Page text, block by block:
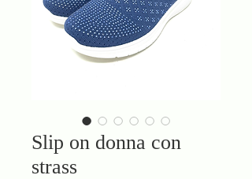
Slip on donna con
strass